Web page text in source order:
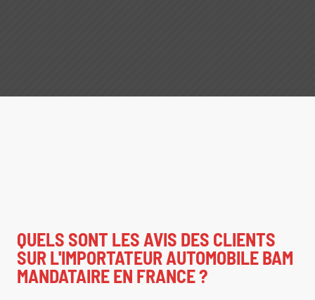
QUELS SONT LES AVIS DES CLIENTS
SUR L'IMPORTATEUR AUTOMOBILE BAM
MANDATAIRE EN FRANCE ?